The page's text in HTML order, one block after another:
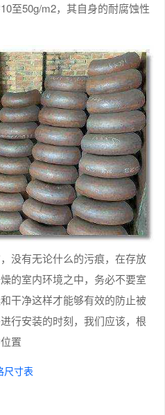
至50g/m2，其自身的耐腐蚀性
没有无论什么的污痕，在存放
的室内环境之中，务必不要室
干净这样才能够有效的防止被
行安装的时刻，我们应该，根
置
尺寸表